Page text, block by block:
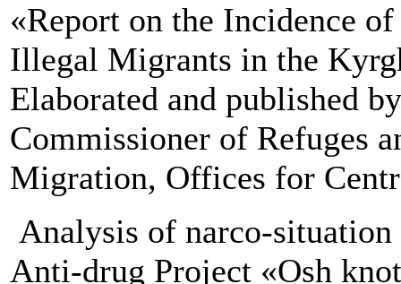
«Report on the Incidence
Illegal Migrants in the
Elaborated and published
Commissioner of Refuges
Migration, Offices for
Analysis of narco-
Anti-drug Project «Osh